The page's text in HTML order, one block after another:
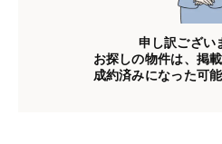
申し訳ござい
お探しの物件は、掲
成約済みになった可